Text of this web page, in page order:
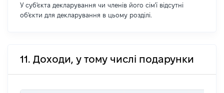
У суб'єкта декларування чи членів його сім'ї відсутні
об'єкти для декларування в цьому розділі.
11. Доходи, у тому числі подарунки